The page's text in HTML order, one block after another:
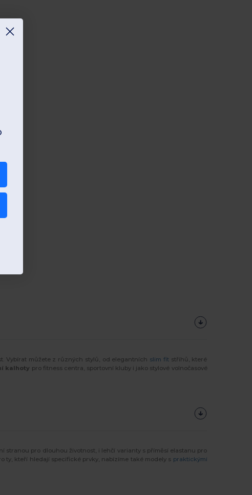
Vybírat můžete z různých stylů, od elegantních slim fitstřihů, které
kalhoty pro fitness centra, sportovní kluby i jako stylové volnočasové
stranou pro dlouhou životnost, i lehčí varianty s příměsí elastanu pro
ty, kteří hledají specifické prvky, nabízíme také modely s praktickými